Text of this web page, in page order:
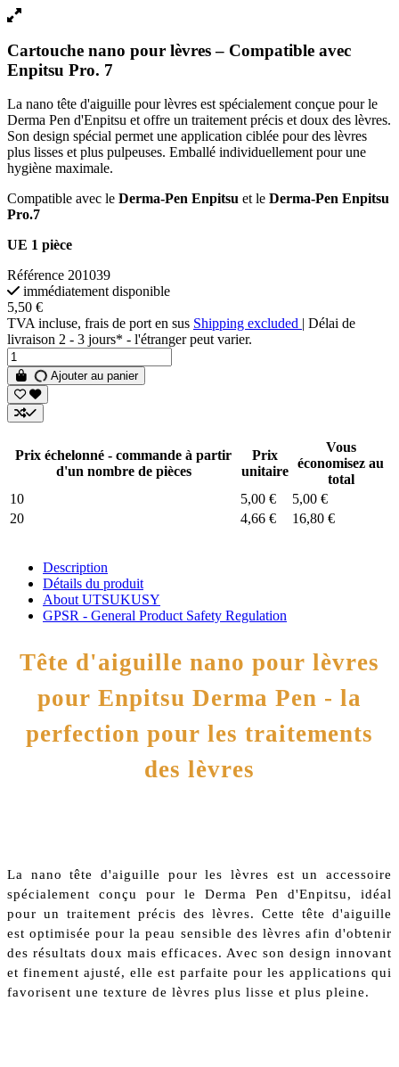
Cartouche nano pour lèvres – Compatible avec
Enpitsu Pro. 7
La nano tête d'aiguille pour lèvres est spécialement conçue pour le
Derma Pen d'Enpitsu et offre un traitement précis et doux des lèvres.
Son design spécial permet une application ciblée pour des lèvres
plus lisses et plus pulpeuses. Emballé individuellement pour une
hygiène maximale.
Compatible avec le Derma-Pen Enpitsu et le Derma-Pen Enpitsu
Pro.7
UE 1 pièce
Référence 201039
immédiatement disponible
5,50 €
TVA incluse, frais de port en sus Shipping excluded | Délai de
livraison 2 - 3 jours* - l'étranger peut varier.
Ajouter au panier
Prix échelonné - commande à partir
d'un nombre de pièces
Prix
unitaire
Vous
économisez au
total
10
5,00 €
5,00 €
20
4,66 € 16,80 €
Description
Détails du produit
About UTSUKUSY
GPSR - General Product Safety Regulation
Tête d'aiguille nano pour lèvres
pour Enpitsu Derma Pen - la
perfection pour les traitements
des lèvres
La nano tête d'aiguille pour les lèvres est un accessoire
spécialement conçu pour le Derma Pen d'Enpitsu, idéal
pour un traitement précis des lèvres. Cette tête d'aiguille
est optimisée pour la peau sensible des lèvres afin d'obtenir
des résultats doux mais efficaces. Avec son design innovant
et finement ajusté, elle est parfaite pour les applications qui
favorisent une texture de lèvres plus lisse et plus pleine.